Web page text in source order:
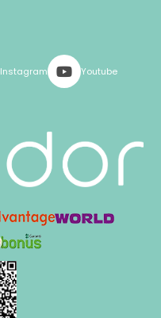
Instagram Youtube